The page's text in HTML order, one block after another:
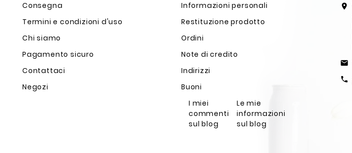
Consegna
Termini e condizioni d'uso
Chi siamo
Pagamento sicuro
Contattaci
Negozi
Informazioni personali
Restituzione prodotto
Ordini
Note di credito
Indirizzi
Buoni
I miei
commenti
sul blog
Le mie
informazioni
sul blog
location_on
email
call